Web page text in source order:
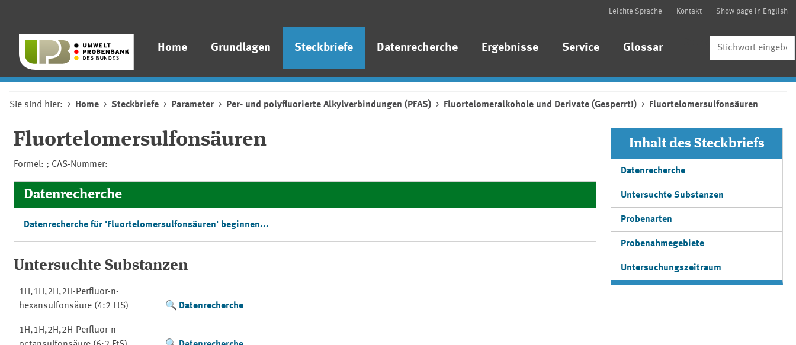
Leichte Sprache Kontakt Show page in English
Home Grundlagen Steckbriefe Datenrecherche Ergebnisse Service Glossar
Sie sind hier: Home Steckbriefe Parameter Per- und polyfluorierte Alkylverbindungen (PFAS) Fluortelomeralkohole und Derivate (Gesperrt!) Fluortelomersulfonsäuren
Fluortelomersulfonsäuren
Formel: ; CAS-Nummer:
Datenrecherche
Datenrecherche für 'Fluortelomersulfonsäuren' beginnen...
Untersuchte Substanzen
1H,1H,2H,2H-Perfluor-n-
hexansulfonsäure (4:2 FtS)
Datenrecherche
1H,1H,2H,2H-Perfluor-n-
Inhalt des Steckbriefs
Datenrecherche
Untersuchte Substanzen
Probenarten
Probenahmegebiete
Untersuchungszeitraum